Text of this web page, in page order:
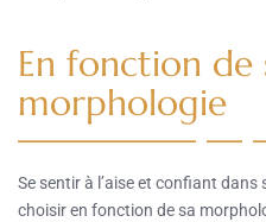
En fonction de
morphologie
Se sentir à l’aise et confiant
choisir en fonction de sa